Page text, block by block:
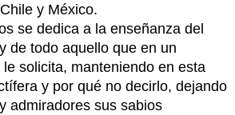
y México.
se dedica a la enseñanza del
de todo aquello que en un
solicita, manteniendo en esta
y por qué no decirlo, dejando
admiradores sus sabios